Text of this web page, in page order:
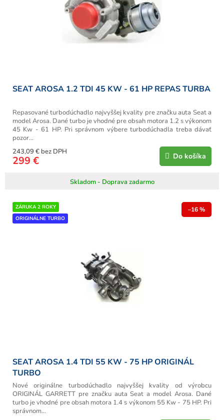
SEAT AROSA 1.2 TDI 45 KW - 61 HP REPAS TURBA
Skladom - Doprava zadarmo
243,09 € bez DPH
299 € Do košíka
Repasované turbodúchadlo najvyššej kvality pre značku auta Seat a
model Arosa. Dané turbo je vhodné pre obsah motora 1.2 s výkonom
45 Kw - 61 HP. Pri správnom výbere turbodúchadla treba dávať
pozor...
ZÁRUKA 2 ROKY
ORIGINÁLNE TURBO
–16 %
SEAT AROSA 1.4 TDI 55 KW - 75 HP ORIGINÁL
TURBO
Nové originálne turbodúchadlo najvyššej kvality od výrobcu
ORIGINÁL GARRETT pre značku auta Seat a model Arosa. Dané
turbo je vhodné pre obsah motora 1.4 s výkonom 55 Kw - 75 HP. Pri
správnom...